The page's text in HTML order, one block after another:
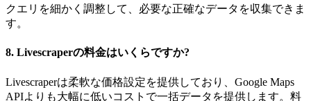
クエリを細かく調整して、必要な正確なデータを収集できま
す。
8. Livescraperの料金はいくらですか?
Livescraperは柔軟な価格設定を提供しており、Google Maps
APIよりも大幅に低いコストで一括データを提供します。料